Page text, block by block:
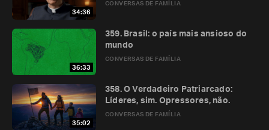
34:36
CONVERSAS DE FAMÍLIA
36:33
CONVERSAS DE FAMÍLIA
359. Brasil: o país mais ansioso do
mundo
35:02
CONVERSAS DE FAMÍLIA
358. O Verdadeiro Patriarcado:
Líderes, sim. Opressores, não.